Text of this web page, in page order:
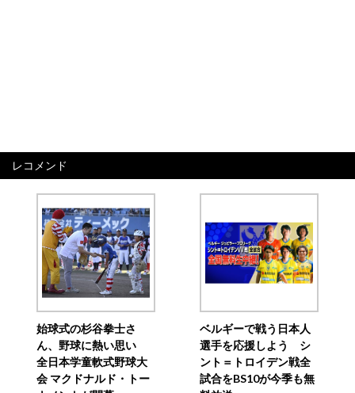
レコメンド
始球式の杉谷拳士さ
ん、野球に熱い思い
全日本学童軟式野球大
会 マクドナルド・トー
ベルギーで戦う日本人
選手を応援しよう シ
ント＝トロイデン戦全
試合をBS10が今季も無